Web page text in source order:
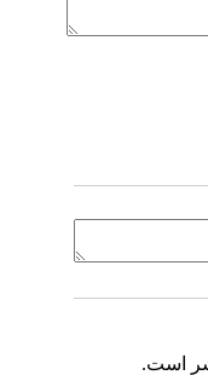
است.